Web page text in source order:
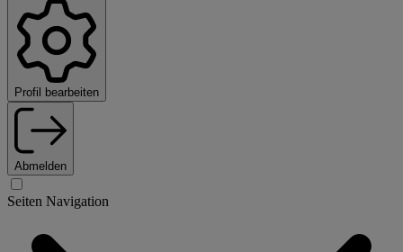
Profil bearbeiten
Abmelden
Seiten Navigation